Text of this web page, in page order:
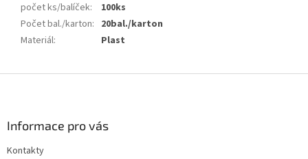
počet ks/balíček:
100ks
Počet bal./karton: 20bal./karton
Materiál: Plast
Informace pro vás
Kontakty